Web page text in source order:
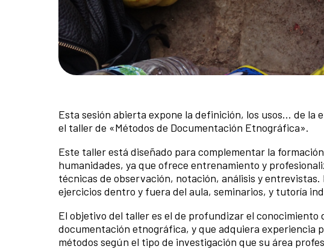
Esta sesión abierta expone la definición, los usos... de
el taller de «Métodos de Documentación Etnográfica».
Este taller está diseñado para complementar la
humanidades, ya que ofrece entrenamiento y
técnicas de observación, notación, análisis y
ejercicios dentro y fuera del aula, seminarios, y tutoría
El objetivo del taller es el de profundizar el
documentación etnográfica, y que adquiera experiencia
métodos según el tipo de investigación que su área